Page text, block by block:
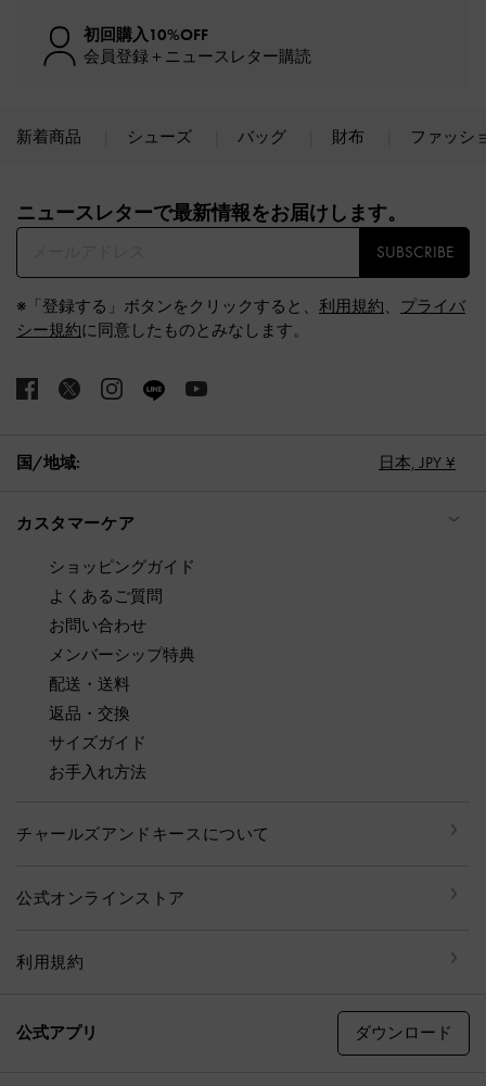
初回購入10%OFF
会員登録＋ニュースレター購読
新着商品 シューズ バッグ 財布 ファッシ
ニュースレターで最新情報をお届けします。​
SUBSCRIBE
※「登録する」ボタンをクリックすると、 利用規約、 プライバ
シー規約に同意したものとみなします。
国/地域: 日本, JPY ¥
カスタマーケア
ショッピングガイド
よくあるご質問
お問い合わせ
メンバーシップ特典
配送・送料
返品・交換
サイズガイド
お手入れ方法
チャールズアンドキースについて
公式オンラインストア
利用規約
公式アプリ ダウンロード